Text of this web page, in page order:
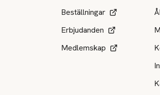
Beställningar
Erbjudanden
Medlemskap